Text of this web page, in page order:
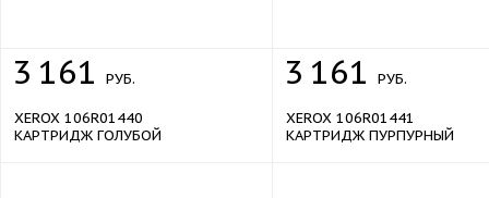
3 161 РУБ.
XEROX 106R01440
КАРТРИДЖ ГОЛУБОЙ
3 161 РУБ.
XEROX 106R01441
КАРТРИДЖ ПУРПУРНЫЙ